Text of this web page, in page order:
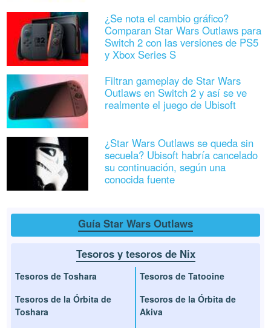
¿Se nota el cambio gráfico?
Comparan Star Wars Outlaws para
Switch 2 con las versiones de PS5
y Xbox Series S
Filtran gameplay de Star Wars
Outlaws en Switch 2 y así se ve
realmente el juego de Ubisoft
¿Star Wars Outlaws se queda sin
secuela? Ubisoft habría cancelado
su continuación, según una
conocida fuente
Guía Star Wars Outlaws
Tesoros y tesoros de Nix
Tesoros de Toshara
Tesoros de la Órbita de
Toshara
Tesoros de Tatooine
Tesoros de la Órbita de
Akiva